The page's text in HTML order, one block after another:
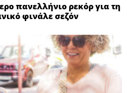
πανελλήνιο ρεκόρ για τη
φινάλε σεζόν